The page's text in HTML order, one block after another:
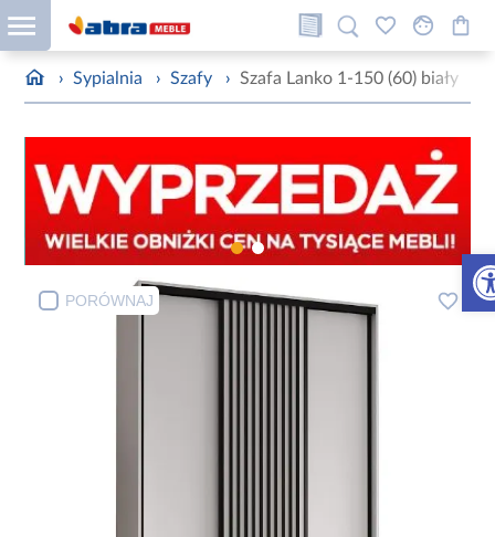
› Sypialnia › Szafy › Szafa Lanko 1-150 (60) biały
PORÓWNAJ